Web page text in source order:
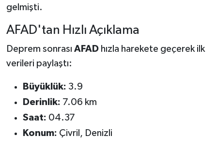
gelmişti.
AFAD'tan Hızlı Açıklama
Deprem sonrası AFADhızla harekete geçerek ilk
verileri paylaştı:
Büyüklük: 3.9
Derinlik: 7.06 km
Saat: 04.37
Konum: Çivril, Denizli